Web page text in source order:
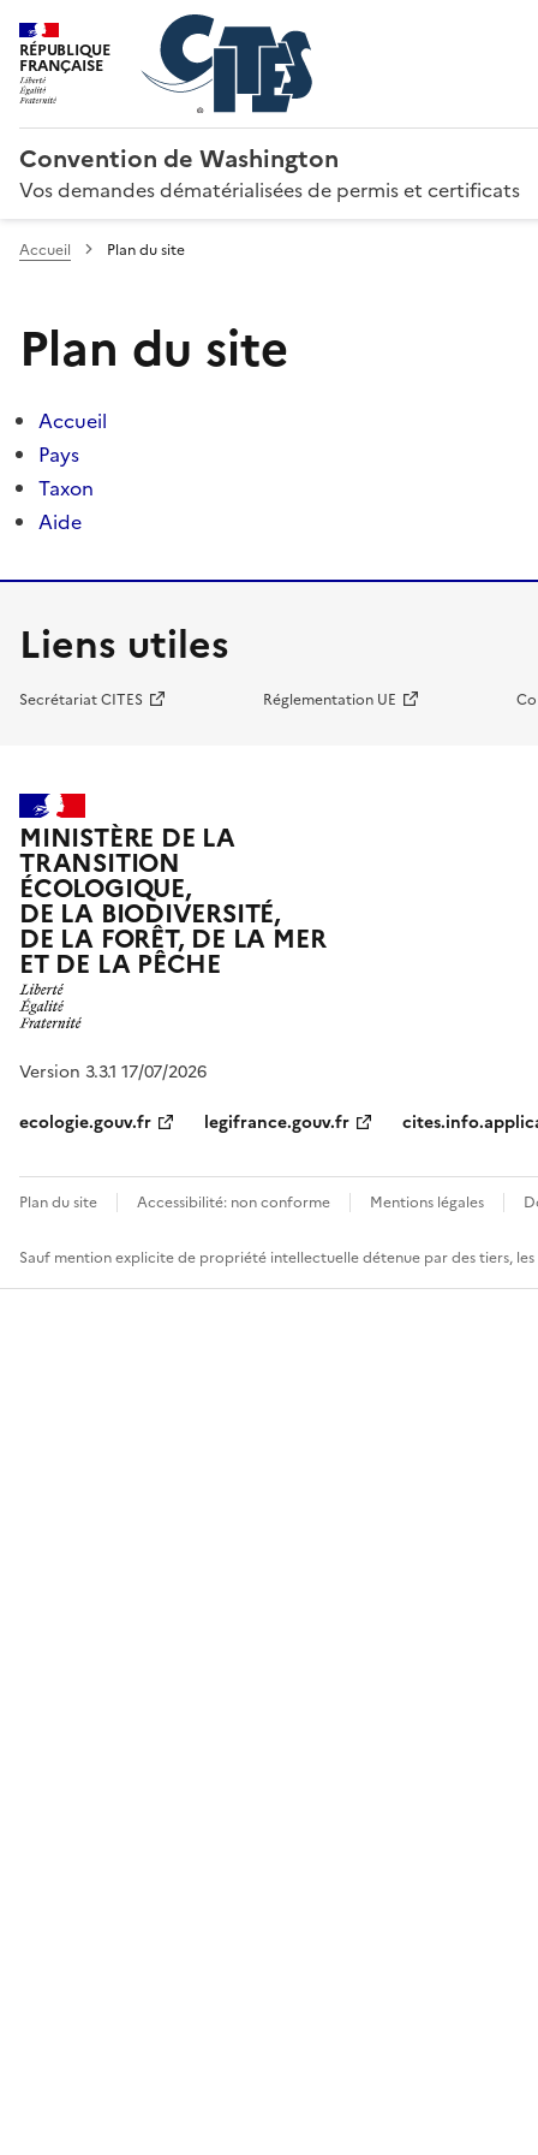
RÉPUBLIQUE
FRANÇAISE
Convention de Washington
Vos demandes dématérialisées de permis et certificats
Accueil Plan du site
Plan du site
Accueil
Pays
Taxon
Aide
Liens utiles
Secrétariat CITES Réglementation UE
MINISTÈRE DE LA
TRANSITION
ÉCOLOGIQUE,
DE LA BIODIVERSITÉ,
DE LA FORÊT, DE LA MER
ET DE LA PÊCHE
Version 3.3.1 17/07/2026
ecologie.gouv.fr
legifrance.gouv.fr
Plan du site Accessibilité: non conforme Mentions légales
Sauf mention explicite de propriété intellectuelle détenue par des tiers,